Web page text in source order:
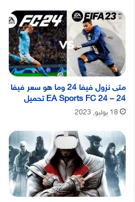
متى نزول فيفا 24 وما هو سعر فيفا
24 – EA Sports FC 24 تحميل
18 يوليو, 2023